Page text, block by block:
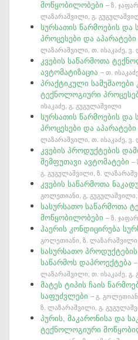
მოწყობილობები– ზ.
ლაზარაშვილი, გ.
სურსათის წარმოების და
პროცესები და
ლაზარაშვილი, თ. ისაკაძე,
კვების საწარმოთა
ავტომატიზაცია– თ.
პრაქტიკული სამუშაოები
ტექნოლოგიური
ისაკაძე, გ. გუგულაშვილი
სურსათის წარმოების და
პროცესები და
ლაზარაშვილი, თ. ისაკაძე,
კვების პროდუქტების
შემფუთავი ავტომატები–
გ. გუგულაშვილი, ზ.
კვების საწარმოთა
გოლეთიანი, გ.
სასურსათო საწარმოთა
მოწყობილობები– ზ.
ჰაერის კონდიცირება
გოლეთიანი, ზ.
სასურსათო პროდუქტების
საწარმოს დაპროექტება
ლაზარაშვილი, თ. ისაკაძე, გ.
მატეს ტიპის ჩაის
საფუძვლები– გ.
ზ. ლაზარაშვილი, გ.
პურის, მაკარონისა და
ტექნოლოგიური